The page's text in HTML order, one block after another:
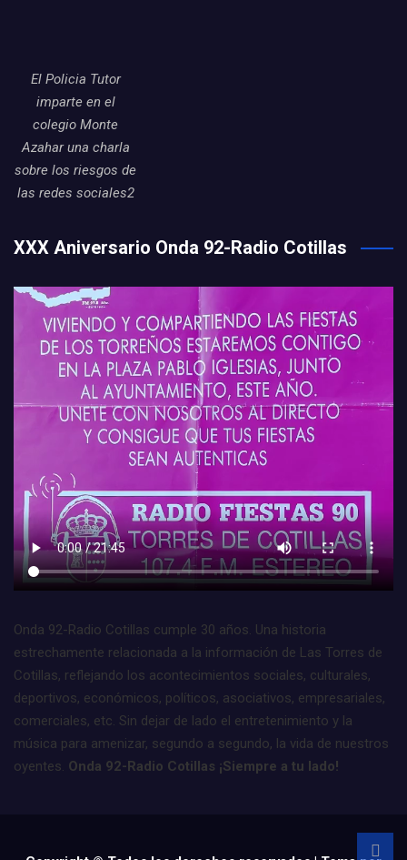
El Policia Tutor
imparte en el
colegio Monte
Azahar una charla
sobre los riesgos de
las redes sociales2
XXX Aniversario Onda 92-Radio Cotillas
Onda 92-Radio Cotillas cumple 30 años. Una historia
estrechamente relacionada a la información de Las Torres de
Cotillas, reflejando los acontecimientos sociales, culturales,
deportivos, económicos, políticos, asociativos, empresariales,
comerciales, etc. Sin dejar de lado el entretenimiento y la
música para amenizar, segundo a segundo, la vida de nuestros
oyentes. Onda 92-Radio Cotillas ¡Siempre a tu lado!